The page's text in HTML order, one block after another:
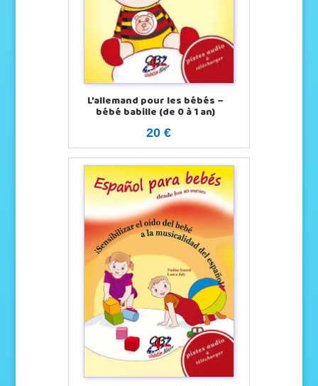
L’allemand pour les bébés –
bébé babille (de 0 à 1 an)
20 €